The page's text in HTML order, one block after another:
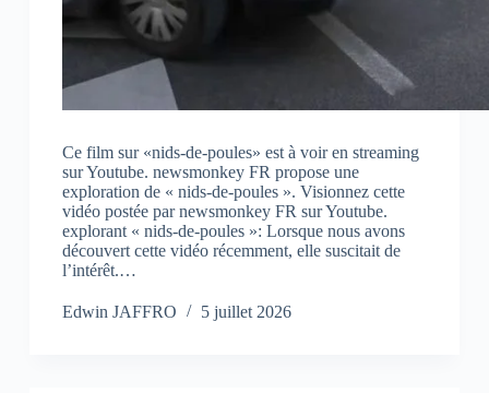
Ce film sur «nids-de-poules» est à voir en streaming
sur Youtube. newsmonkey FR propose une
exploration de « nids-de-poules ». Visionnez cette
vidéo postée par newsmonkey FR sur Youtube.
explorant « nids-de-poules »: Lorsque nous avons
découvert cette vidéo récemment, elle suscitait de
l’intérêt.…
Edwin JAFFRO 5 juillet 2026